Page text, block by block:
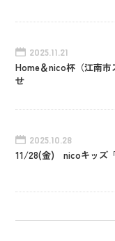
2025.11.21
Home＆nico杯（江南市
せ
2025.10.28
11/28(金) nicoキッズ「